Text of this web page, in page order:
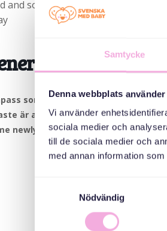
Samtycke
Denna webbplats
Vi använder
sociala medier och
till de sociala medier och
med annan information
Nödvändig
and son exercise on floor at
möts:
som är gjort för alla! vare sig
är att man har roligt medan
newly arrived families with